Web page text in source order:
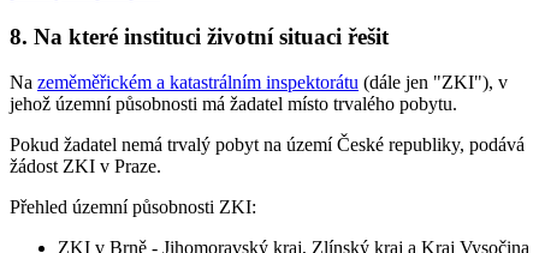
8. Na které instituci životní situaci řešit
Na zeměměřickém a katastrálním inspektorátu (dále jen "ZKI"), v
jehož územní působnosti má žadatel místo trvalého pobytu.
Pokud žadatel nemá trvalý pobyt na území České republiky, podává
žádost ZKI v Praze.
Přehled územní působnosti ZKI:
ZKI v Brně - Jihomoravský kraj, Zlínský kraj a Kraj Vysočina